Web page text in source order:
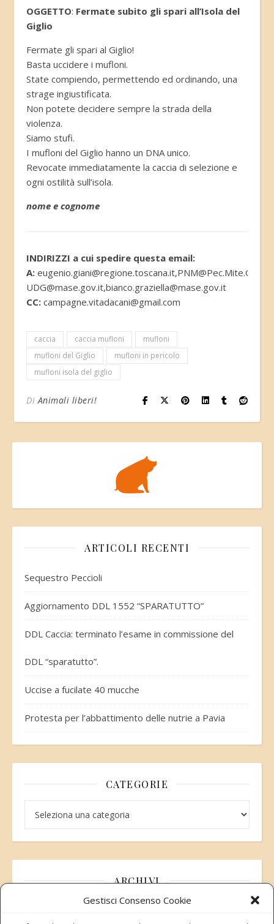
Gestisci Consenso Cookie
OGGETTO: Fermate subito gli spari all’Isola del
Giglio
Fermate gli spari al Giglio!
Basta uccidere i mufloni.
State compiendo, permettendo ed ordinando, una
strage ingiustificata.
Non potete decidere sempre la strada della
violenza.
Siamo stufi.
I mufloni del Giglio hanno un DNA unico.
Revocate immediatamente la caccia di selezione e
ogni ostilità sull’isola.
nome e cognome
INDIRIZZI a cui spedire questa email:
A:
UDG@mase.gov.it,bianco.graziella@mase.gov.it
CC: campagne.vitadacani@gmail.com
caccia caccia mufloni
mufloni
mufloni del Giglio
mufloni in pericolo
mufloni isola del giglio
Di Animali liberi!
ARTICOLI RECENTI
Sequestro Peccioli
Aggiornamento DDL 1552 “SPARATUTTO”
DDL Caccia: terminato l’esame in commissione del
DDL “sparatutto”.
Uccise a fucilate 40 mucche
Protesta per l’abbattimento delle nutrie a Pavia
CATEGORIE
ARCHIVI